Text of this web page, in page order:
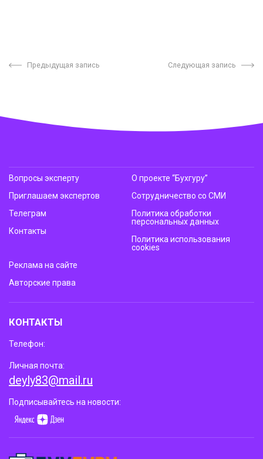
Предыдущая запись Следующая запись
Вопросы эксперту
Приглашаем экспертов
Телеграм
Контакты
О проекте “Бухгуру”
Сотрудничество со СМИ
Политика обработки
персональных данных
Политика использования
cookies
Реклама на сайте
Авторские права
КОНТАКТЫ
Телефон:
Личная почта:
deyly83@mail.ru
Подписывайтесь на новости: